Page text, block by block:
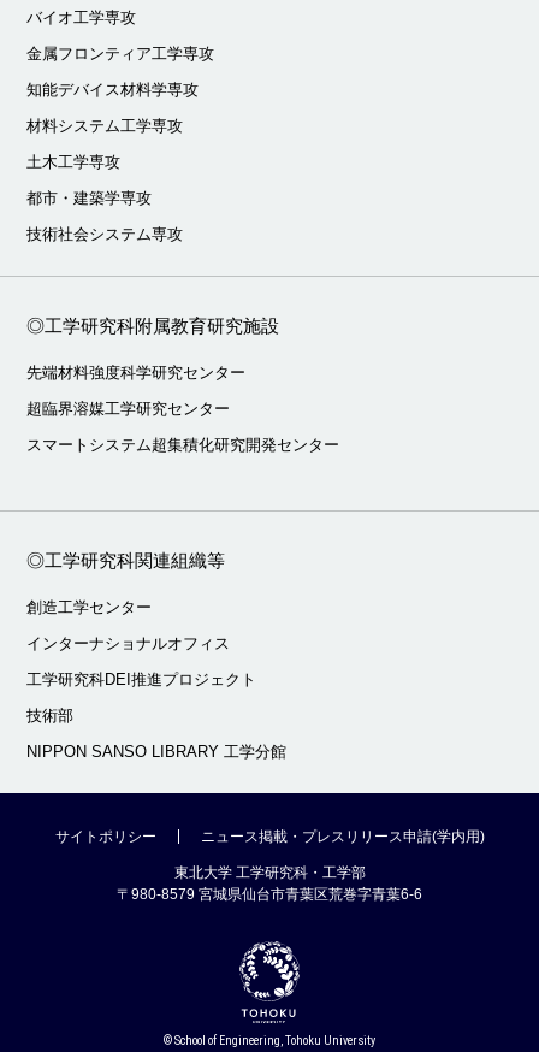
バイオ工学専攻
金属フロンティア工学専攻
知能デバイス材料学専攻
材料システム工学専攻
土木工学専攻
都市・建築学専攻
技術社会システム専攻
◎工学研究科附属教育研究施設
先端材料強度科学研究センター
超臨界溶媒工学研究センター
スマートシステム超集積化研究開発センター
◎工学研究科関連組織等
創造工学センター
インターナショナルオフィス
工学研究科DEI推進プロジェクト
技術部
NIPPON SANSO LIBRARY 工学分館
サイトポリシー ニュース掲載・プレスリリース申請(学内用)
東北大学 工学研究科・工学部
〒980-8579 宮城県仙台市青葉区荒巻字青葉6-6
© School of Engineering, Tohoku University